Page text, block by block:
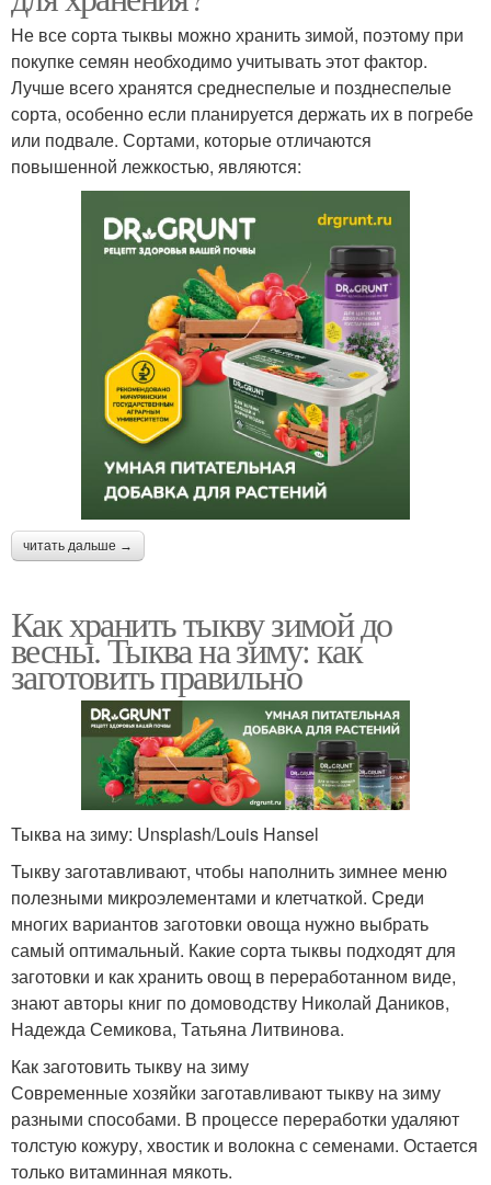
Не все сорта тыквы можно хранить зимой, поэтому при
покупке семян необходимо учитывать этот фактор.
Лучше всего хранятся среднеспелые и позднеспелые
сорта, особенно если планируется держать их в погребе
или подвале. Сортами, которые отличаются
повышенной лежкостью, являются:
читать дальше →
Как хранить тыкву зимой до
весны. Тыква на зиму: как
заготовить правильно
Тыква на зиму: Unsplash/Louis Hansel
Тыкву заготавливают, чтобы наполнить зимнее меню
полезными микроэлементами и клетчаткой. Среди
многих вариантов заготовки овоща нужно выбрать
самый оптимальный. Какие сорта тыквы подходят для
заготовки и как хранить овощ в переработанном виде,
знают авторы книг по домоводству Николай Даников,
Надежда Семикова, Татьяна Литвинова.
Как заготовить тыкву на зиму
Современные хозяйки заготавливают тыкву на зиму
разными способами. В процессе переработки удаляют
толстую кожуру, хвостик и волокна с семенами. Остается
только витаминная мякоть.